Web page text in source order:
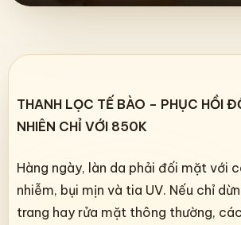
THANH LỌC TẾ BÀO – PHỤC HỒI
NHIÊN CHỈ VỚI 850K
Hàng ngày, làn da phải đối mặt với
nhiễm, bụi mịn và tia UV. Nếu chỉ
trang hay rửa mặt thông thường,